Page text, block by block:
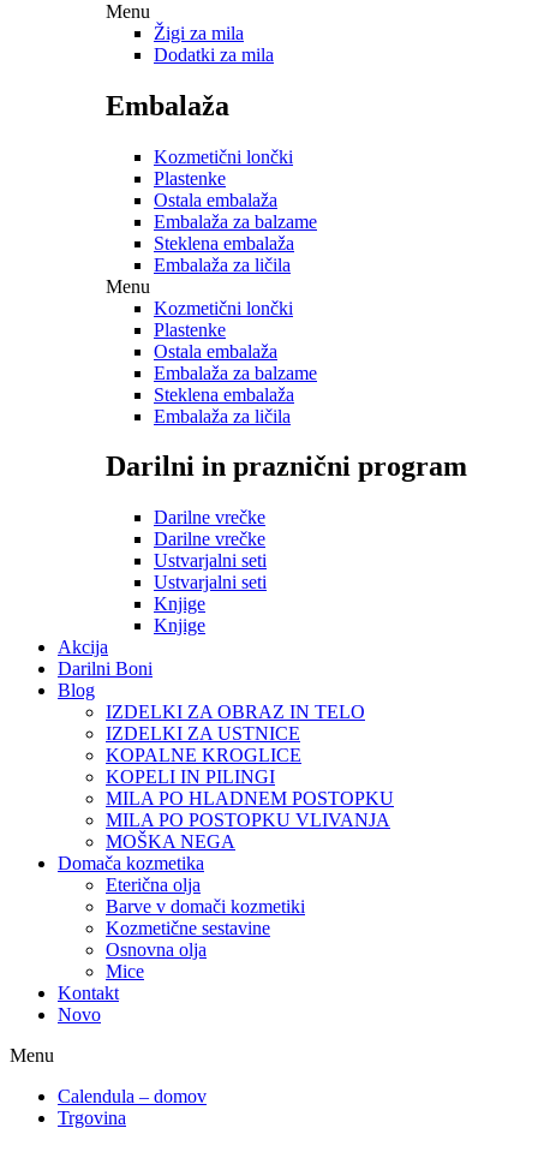
Menu
Žigi za mila
Dodatki za mila
Embalaža
Kozmetični lončki
Plastenke
Ostala embalaža
Embalaža za balzame
Steklena embalaža
Embalaža za ličila
Menu
Kozmetični lončki
Plastenke
Ostala embalaža
Embalaža za balzame
Steklena embalaža
Embalaža za ličila
Darilni in praznični program
Darilne vrečke
Darilne vrečke
Ustvarjalni seti
Ustvarjalni seti
Knjige
Knjige
Akcija
Darilni Boni
Blog
IZDELKI ZA OBRAZ IN TELO
IZDELKI ZA USTNICE
KOPALNE KROGLICE
KOPELI IN PILINGI
MILA PO HLADNEM POSTOPKU
MILA PO POSTOPKU VLIVANJA
MOŠKA NEGA
Domača kozmetika
Eterična olja
Barve v domači kozmetiki
Kozmetične sestavine
Osnovna olja
Mice
Kontakt
Novo
Menu
Calendula – domov
Trgovina